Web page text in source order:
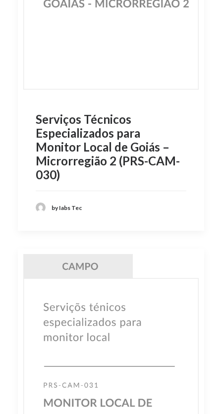
Serviços Técnicos
Especializados para
Monitor Local de Goiás –
Microrregião 2 (PRS-CAM-
030)
by Iabs Tec